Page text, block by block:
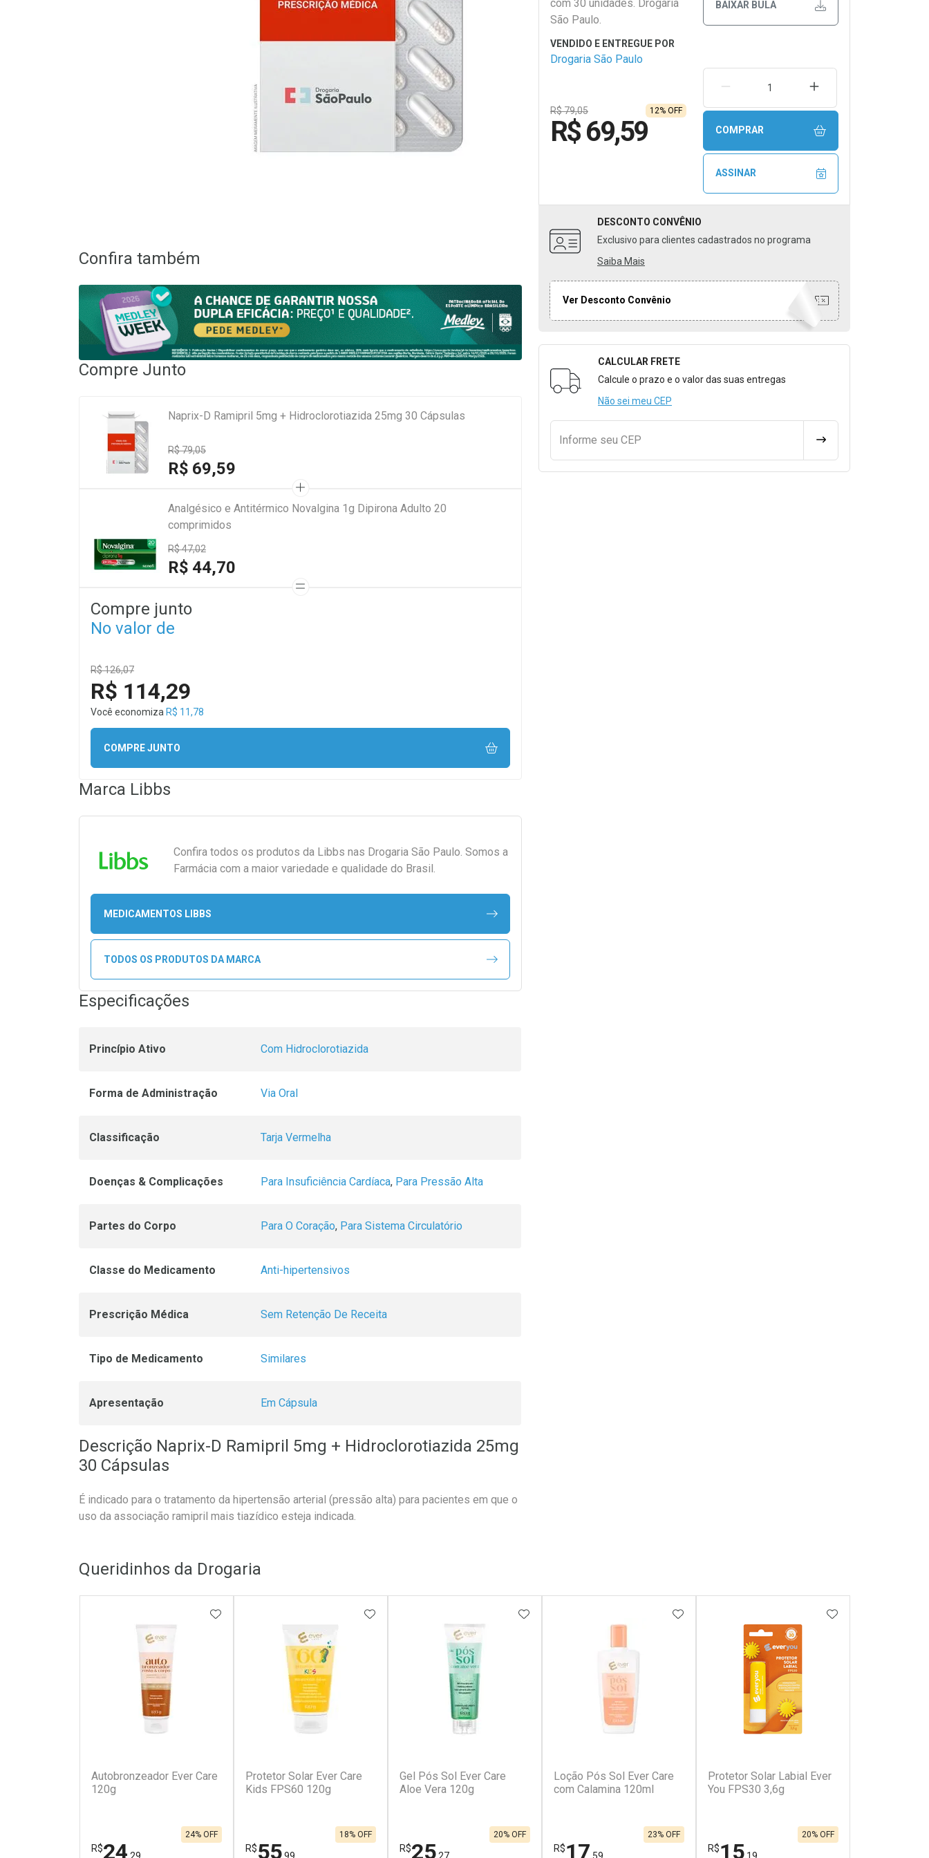
com 30 unidades. Drogaria
São Paulo.
BAIXAR BULA
Drogaria São Paulo
R$ 79,05 12% OFF
R$ 69,59
REMOVER UMA UNIDADEAUMENTAR UMA
COMPRAR
ASSINAR
DESCONTO CONVÊNIO
Exclusivo para clientes cadastrados no programa
Saiba Mais
Ver Desconto Convênio
Formulário para Calcular o Frete
CALCULAR FRETE
Calcule o prazo e o valor das suas entregas
Não sei meu CEP
Informe seu CEP CALCULAR FRETE
Confira também
Compre Junto
Naprix-D Ramipril 5mg + Hidroclorotiazida 25mg 30 Cápsulas
R$ 79,05
R$ 69,59
Analgésico e Antitérmico Novalgina 1g Dipirona Adulto 20
comprimidos
R$ 47,02
R$ 44,70
Compre junto
No valor de
R$ 126,07
R$ 114,29
Você economiza R$ 11,78
COMPRE JUNTO
Marca Libbs
Confira todos os produtos da Libbs nas Drogaria São Paulo. Somos a
Farmácia com a maior variedade e qualidade do Brasil.
MEDICAMENTOS LIBBS
TODOS OS PRODUTOS DA MARCA
Especificações
Princípio Ativo Com Hidroclorotiazida
Forma de Administração Via Oral
Classificação Tarja Vermelha
Doenças & Complicações Para Insuficiência Cardíaca, Para Pressão Alta
Partes do Corpo Para O Coração, Para Sistema Circulatório
Classe do Medicamento Anti-hipertensivos
Prescrição Médica Sem Retenção De Receita
Tipo de Medicamento Similares
Apresentação Em Cápsula
Descrição Naprix-D Ramipril 5mg + Hidroclorotiazida 25mg
30 Cápsulas
É indicado para o tratamento da hipertensão arterial (pressão alta) para pacientes em que o
uso da associação ramipril mais tiazídico esteja indicada.
Queridinhos da Drogaria
Autobronzeador Ever Care
120g
R$24
24% OFF
ADICIONAR AOS FAVORITOS
Protetor Solar Ever Care
Kids FPS60 120g
R$55
18% OFF
ADICIONAR AOS FAVORITOS
Gel Pós Sol Ever Care
Aloe Vera 120g
R$25
20% OFF
ADICIONAR AOS FAVORITOS
Loção Pós Sol Ever Care
com Calamina 120ml
R$17
23% OFF
ADICIONAR AOS FAVORITOS
Protetor Solar Labial Ever
You FPS30 3,6g
R$15
20% OFF
ADICIONAR AOS